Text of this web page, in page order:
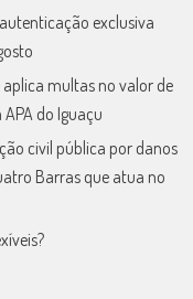
exclusiva
multas no valor de
do Iguaçu
civil pública por danos
Barras que atua no